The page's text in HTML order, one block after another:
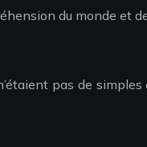
du monde et
pas de